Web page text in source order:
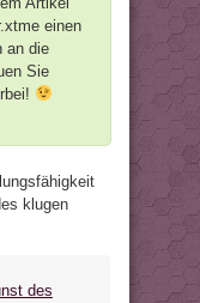
einen
an die
Sie
klugen
des